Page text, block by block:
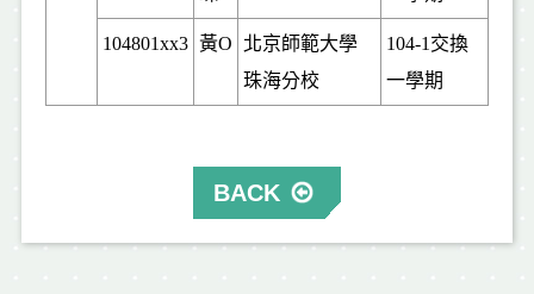
104801xx3 黃O
北京師範大學
珠海分校
104-1 交換
一學期
BACK